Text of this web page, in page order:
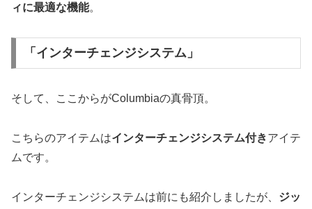
ィに最適な機能。
「インターチェンジシステム」
そして、ここからがColumbiaの真骨頂。
こちらのアイテムはインターチェンジシステム付きアイテ
ムです。
インターチェンジシステムは前にも紹介しましたが、 ジッ